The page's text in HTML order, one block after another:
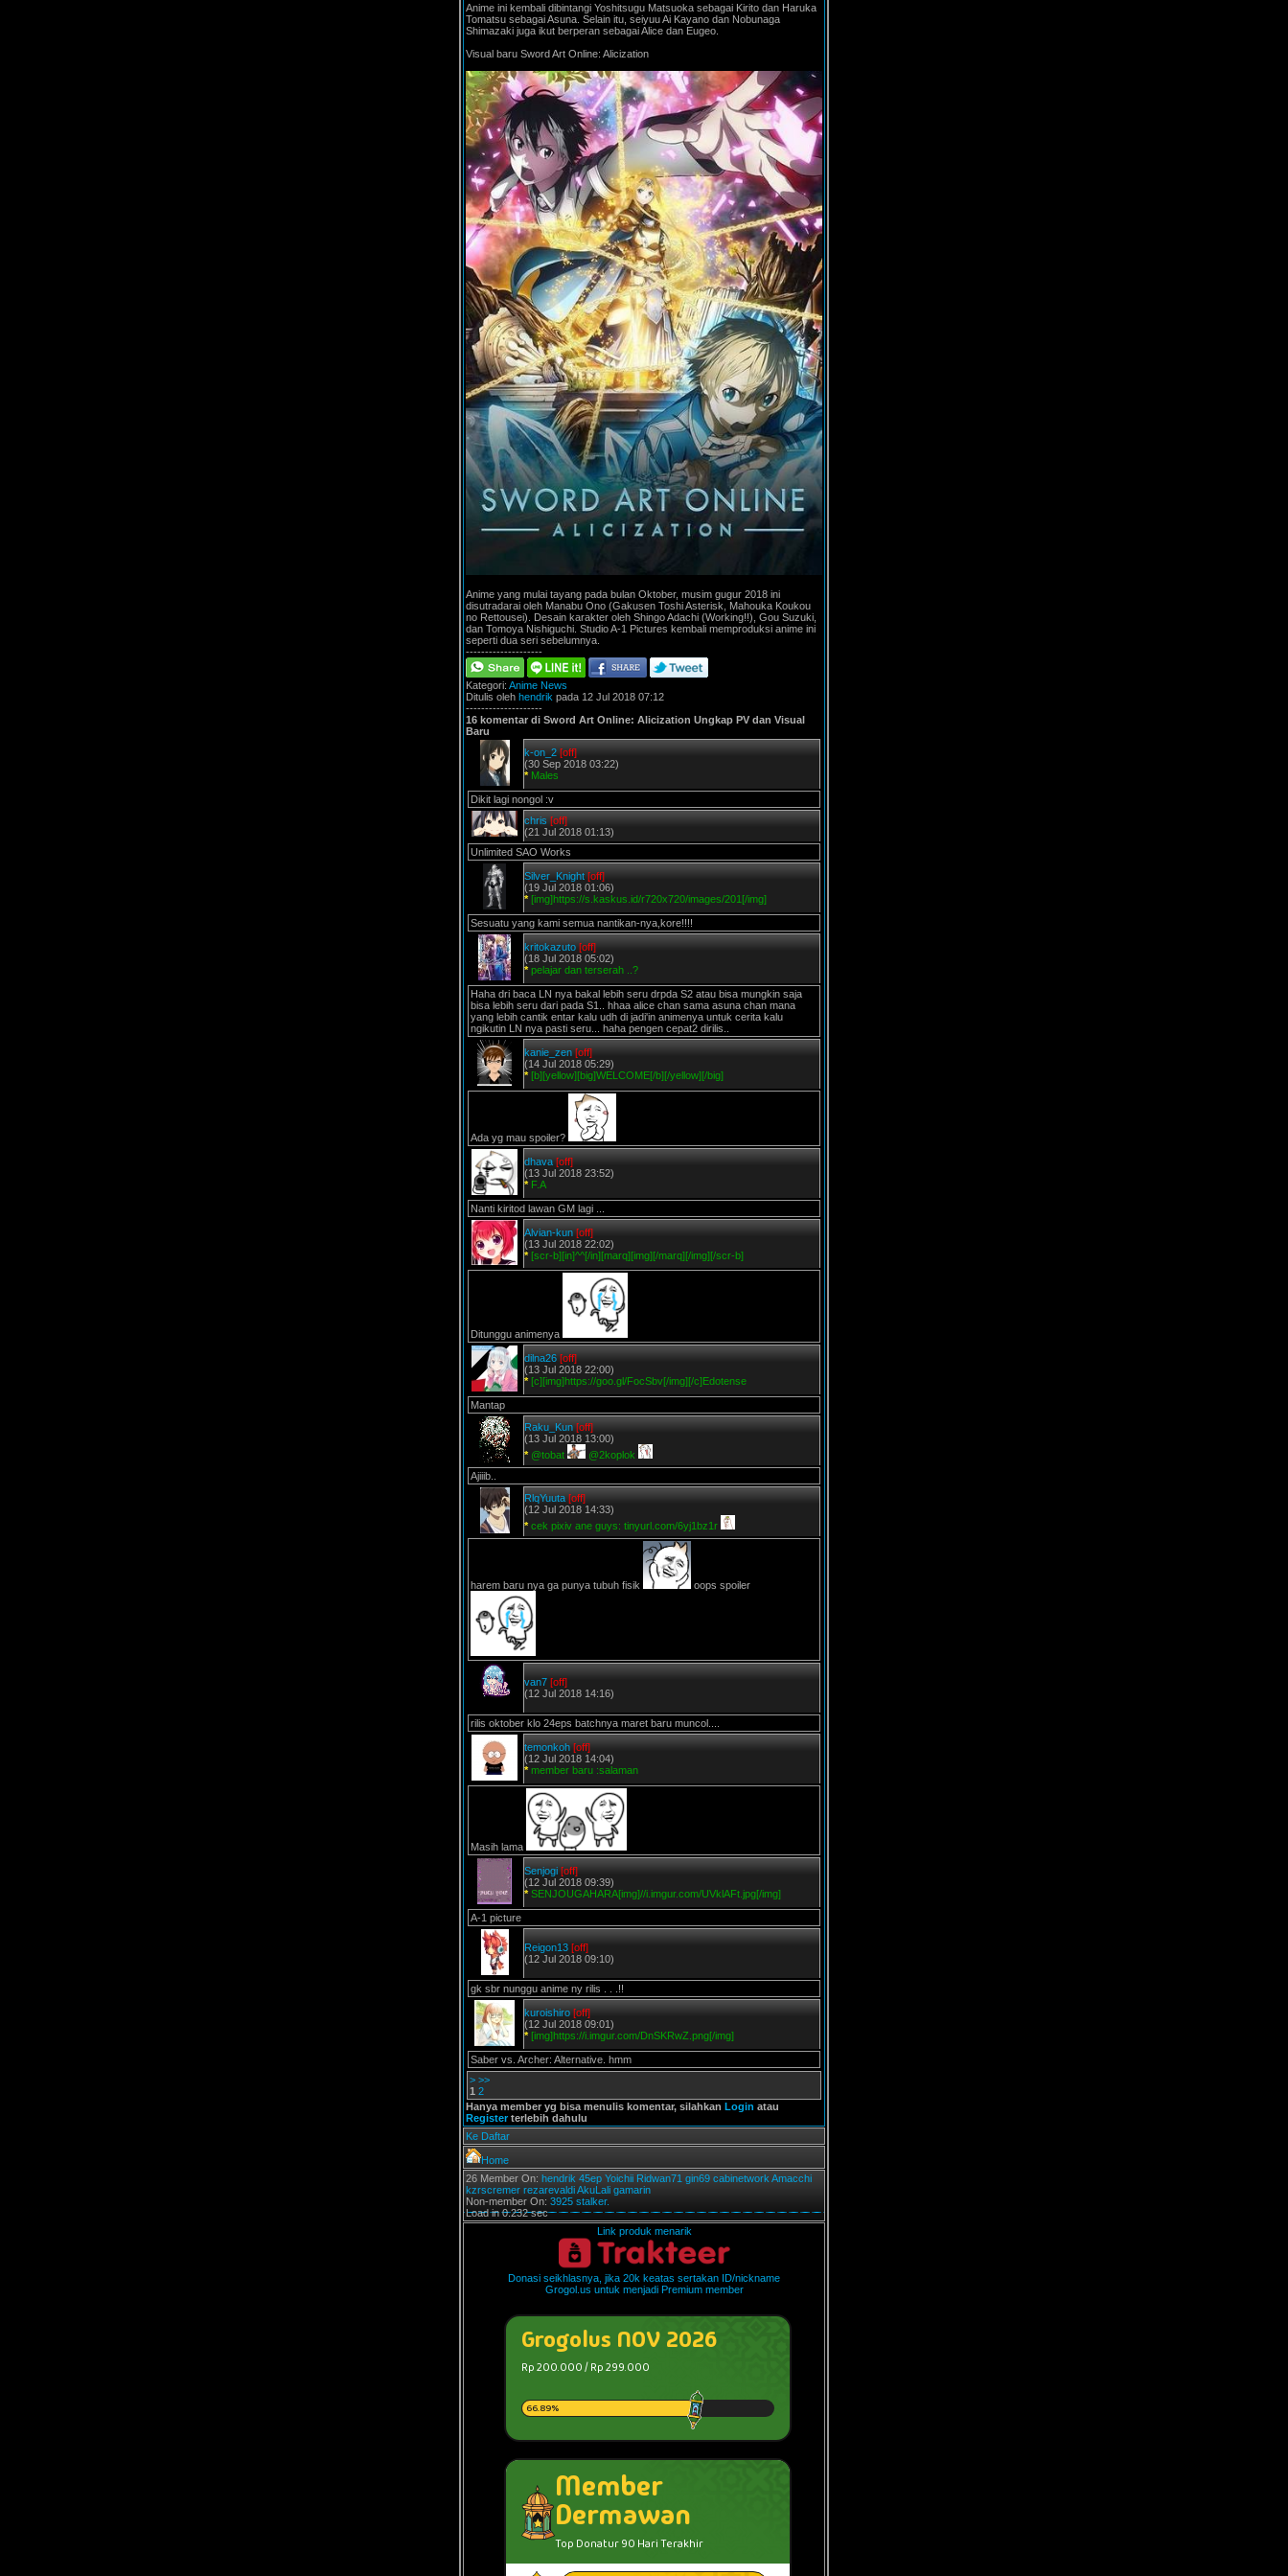
Anime ini kembali dibintangi Yoshitsugu Matsuoka sebagai Kirito dan Haruka
Tomatsu sebagai Asuna. Selain itu, seiyuu Ai Kayano dan Nobunaga
Shimazaki juga ikut berperan sebagai Alice dan Eugeo.
Visual baru Sword Art Online: Alicization
Anime yang mulai tayang pada bulan Oktober, musim gugur 2018 ini
disutradarai oleh Manabu Ono (Gakusen Toshi Asterisk, Mahouka Koukou
no Rettousei). Desain karakter oleh Shingo Adachi (Working!!), Gou Suzuki,
dan Tomoya Nishiguchi. Studio A-1 Pictures kembali memproduksi anime ini
seperti dua seri sebelumnya.
--------------------
Kategori: Anime News
Ditulis oleh hendrik pada 12 Jul 2018 07:12
--------------------
16 komentar di Sword Art Online: Alicization Ungkap PV dan Visual
Baru
k-on_2 [off]
(30 Sep 2018 03:22)
* Males
Dikit lagi nongol :v
chris [off]
(21 Jul 2018 01:13)
Unlimited SAO Works
Silver_Knight [off]
(19 Jul 2018 01:06)
* [img]https://s.kaskus.id/r720x720/images/201[/img]
Sesuatu yang kami semua nantikan-nya,kore!!!!
kritokazuto [off]
(18 Jul 2018 05:02)
* pelajar dan terserah ..?
Haha dri baca LN nya bakal lebih seru drpda S2 atau bisa mungkin saja
bisa lebih seru dari pada S1.. hhaa alice chan sama asuna chan mana
yang lebih cantik entar kalu udh di jadi'in animenya untuk cerita kalu
ngikutin LN nya pasti seru... haha pengen cepat2 dirilis..
kanie_zen [off]
(14 Jul 2018 05:29)
* [b][yellow][big]WELCOME[/b][/yellow][/big]
Ada yg mau spoiler?
dhava [off]
(13 Jul 2018 23:52)
* F.A
Nanti kiritod lawan GM lagi ...
Alvian-kun [off]
(13 Jul 2018 22:02)
* [scr-b][in]^^[/in][marq][img][/marq][/img][/scr-b]
Ditunggu animenya
dilna26 [off]
(13 Jul 2018 22:00)
* [c][img]https://goo.gl/FocSbv[/img][/c]Edotense
Mantap
Raku_Kun [off]
(13 Jul 2018 13:00)
* @tobat
@2koplok
Ajiiib..
RlqYuuta [off]
(12 Jul 2018 14:33)
* cek pixiv ane guys: tinyurl.com/6yj1bz1r
harem baru nya ga punya tubuh fisik oops spoiler
van7 [off]
(12 Jul 2018 14:16)
rilis oktober klo 24eps batchnya maret baru muncol....
temonkoh [off]
(12 Jul 2018 14:04)
* member baru :salaman
Masih lama
Senjogi [off]
(12 Jul 2018 09:39)
* SENJOUGAHARA[img]//i.imgur.com/UVklAFt.jpg[/img]
A-1 picture
Reigon13 [off]
(12 Jul 2018 09:10)
gk sbr nunggu anime ny rilis . . .!!
kuroishiro [off]
(12 Jul 2018 09:01)
* [img]https://i.imgur.com/DnSKRwZ.png[/img]
Saber vs. Archer: Alternative. hmm
> >>
1 2
Hanya member yg bisa menulis komentar, silahkan Login atau
Registerterlebih dahulu
Ke Daftar
Home
26 Member On: hendrik 45ep Yoichii Ridwan71 gin69 cabinetwork Amacchi
kzrscremer rezarevaldiAkuLali gamarin
Non-member On: 3925 stalker.
Load in 0.232 sec
Link produk menarik
Donasi seikhlasnya, jika 20k keatas sertakan ID/nickname
Grogol.us untuk menjadi Premium member